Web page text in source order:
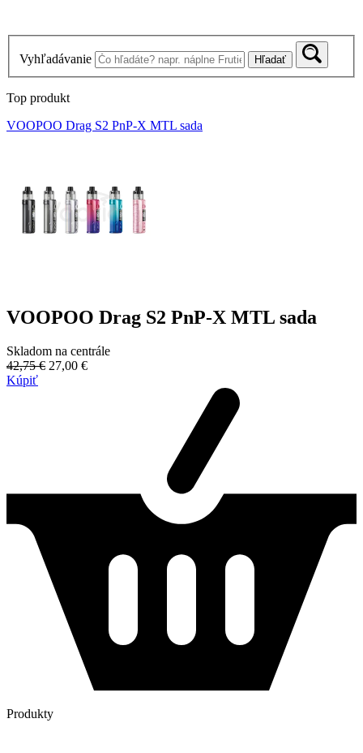
Vyhľadávanie Hľadať
Top produkt
VOOPOO Drag S2 PnP-X MTL sada
VOOPOO Drag S2 PnP-X MTL sada
Skladom na centrále
42,75 € 27,00 €
Kúpiť
Produkty